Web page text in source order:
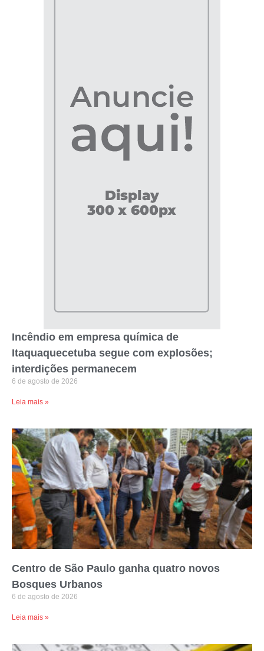
Incêndio em empresa química de
Itaquaquecetuba segue com explosões;
interdições permanecem
6 de agosto de 2026
Leia mais »
Centro de São Paulo ganha quatro novos
Bosques Urbanos
6 de agosto de 2026
Leia mais »